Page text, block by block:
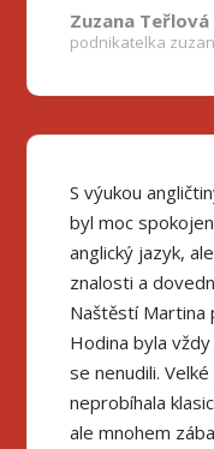
Zuzana Teřlová
podnikatelka
S výukou
byl moc
anglický jazyk,
znalosti a
Naštěstí Martina
Hodina byla
se nenudili.
neprobíhala
ale mnohem